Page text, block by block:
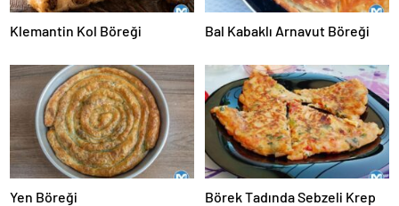
Klemantin Kol Böreği Bal Kabaklı Arnavut Böreği
Yen Böreği Börek Tadında Sebzeli Krep